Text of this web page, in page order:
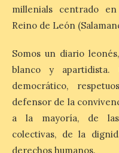
MADO Madrid
2026 vuelve a
como uno de los
principales
económicos y
Madrid
9 Ago 2026
millenials centrado
Reino de León
Somos un diario
blanco y apartidista.
democrático,
defensor de la
a la mayoría, de
colectivas, de la
derechos humanos.